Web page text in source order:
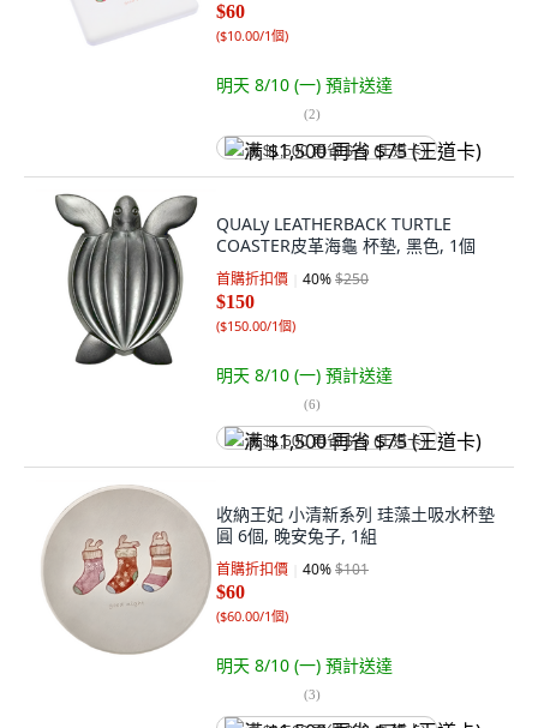
$60
($10.00/1個)
明天 8/10 (一) 預計送達
(2)
满 $1,500 再省 $75 (王道卡)
QUALy LEATHERBACK TURTLE
COASTER皮革海龜 杯墊, 黑色, 1個
首購折扣價 40%$250
$150
($150.00/1個)
明天 8/10 (一) 預計送達
(6)
满 $1,500 再省 $75 (王道卡)
收納王妃 小清新系列 珪藻土吸水杯墊
圓 6個, 晚安兔子, 1組
首購折扣價 40%$101
$60
($60.00/1個)
明天 8/10 (一) 預計送達
(3)